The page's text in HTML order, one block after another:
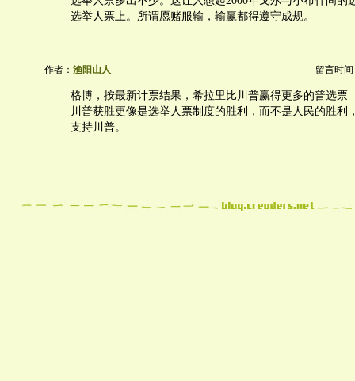
选举人票上。所谓愿赌服输，输赢都得遵守成规。
作者： 渔阳山人 留言时间
格博，按最新计票结果，希拉里比川普赢得更多的普选票
川普获胜更像是选举人票制度的胜利，而不是人民的胜利
支持川普。